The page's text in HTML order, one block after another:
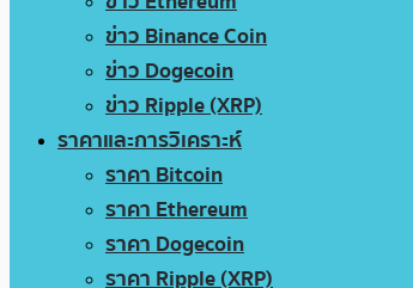
ข่าว Binance Coin
ข่าว Dogecoin
ข่าว Ripple (XRP)
ราคาและการวิเคราะห์
ราคา Bitcoin
ราคา Ethereum
ราคา Dogecoin
ราคา Ripple (XRP)